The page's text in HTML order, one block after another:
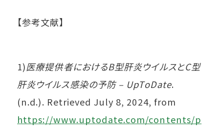
【参考文献】
1)医療提供者におけるB型肝炎ウイルスとC型
肝炎ウイルス感染の予防 – UpToDate.
(n.d.). Retrieved July 8, 2024, from
https://www.uptodate.com/contents/p